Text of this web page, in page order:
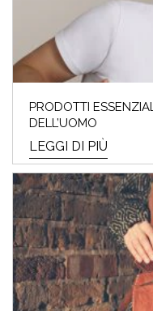
PRODOTTI
DELL’UOMO
LEGGI DI PIÙ